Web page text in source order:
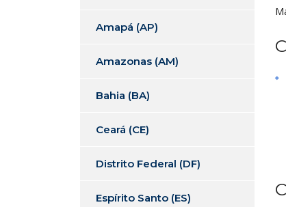
Amapá (AP)
Amazonas (AM)
Bahia (BA)
Ceará (CE)
Distrito Federal (DF)
Espírito Santo (ES)